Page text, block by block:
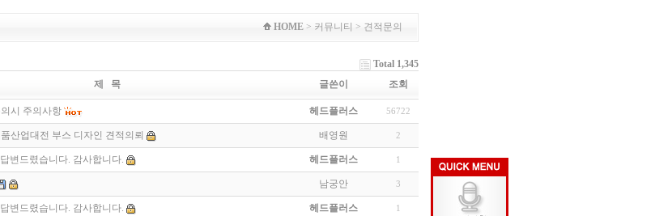
HOME> 커뮤니티 > 견적문의
Total 1,345
제 목 글쓴이 조회
시 주의사항 헤드플러스 56722
산업대전 부스 디자인 견적의뢰 배영원 2
변드렸습니다. 감사합니다. 헤드플러스 1
남궁안 3
변드렸습니다. 감사합니다. 헤드플러스 1